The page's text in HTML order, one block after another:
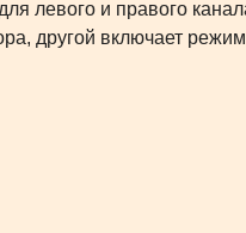
левого и правого
другой включает